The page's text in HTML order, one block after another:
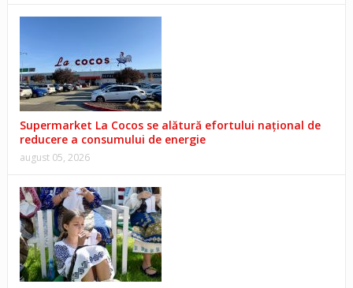
Supermarket La Cocos se alătură efortului național de
reducere a consumului de energie
august 05, 2026